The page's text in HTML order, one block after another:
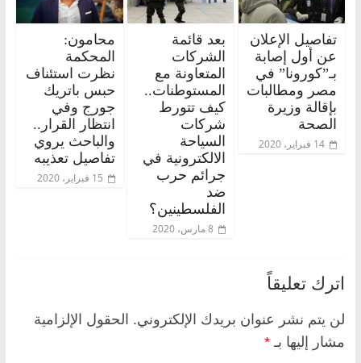
تفاصيل الإعلان
عن أول إصابة
بـ”كورونا” في
مصر ومطالبات
بإقالة وزيرة
الصحة
14 فبراير، 2020
بعد قائمة
الشركات
المتعاونة مع
المستوطنات..
كيف تتورط
شركات
السياحة
الالكترونية في
جرائم حرب
ضد
الفلسطينين؟
8 مارس، 2020
محامون:
المحكمة
نظرت استئناف
حبس باتريك
جورج وفي
انتظار القرار..
والباحث يروي
تفاصيل تعذيبه
15 فبراير، 2020
اترك تعليقاً
لن يتم نشر عنوان بريدك الإلكتروني. الحقول الإلزامية
مشار إليها بـ *